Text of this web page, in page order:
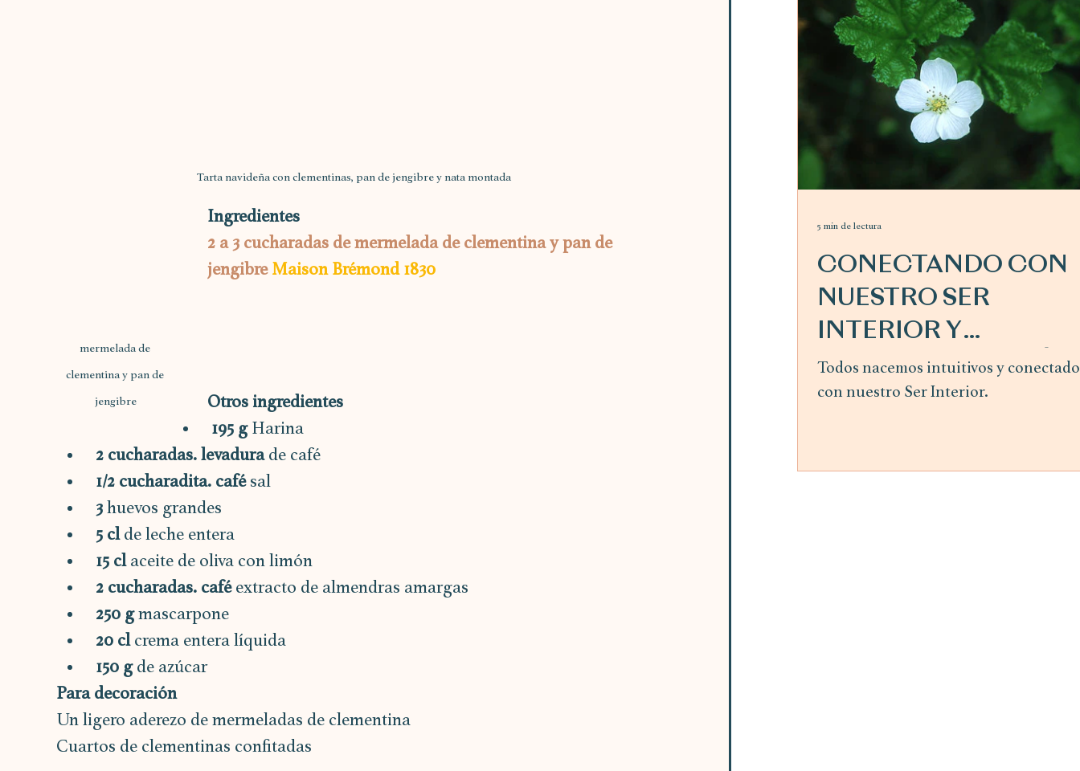
Tarta navideña con clementinas, pan de jengibre y nata montada
mermelada de
clementina y pan de
jengibre
Ingredientes
2 a 3 cucharadas de mermelada de clementina y pan de
jengibre Maison Brémond 1830
Otros ingredientes
195 g Harina
2 cucharadas. levadura de café
1/2 cucharadita. café sal
3 huevos grandes
5 cl de leche entera
15 cl aceite de oliva con limón
2 cucharadas. café extracto de almendras amargas
250 g mascarpone
20 cl crema entera líquida
150 g de azúcar
Para decoración
Un ligero aderezo de mermeladas de clementina
Cuartos de clementinas confitadas
method to reduce stress and improve
mental health. This post explores the
benefits of mindfulness meditation
stress relief and offers insights into
it can be integrated into daily life.
Mindfulness Meditation
CONECTANDO CON
NUESTRO SER
INTERIOR Y
SIGUIENDO LA GUÍA
INTERIOR ~ mes de
Todos nacemos intuitivos y
con nuestro Ser Interior.
5 min de lectura